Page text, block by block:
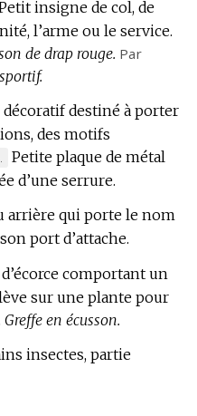
insigne de col, de
l’arme ou le service.
de drap rouge. Par
décoratif destiné à porter
des motifs
Petite plaque de métal
d’une serrure.
arrière qui porte le nom
port d’attache.
comportant un
sur une plante pour
Greffe en écusson.
insectes, partie